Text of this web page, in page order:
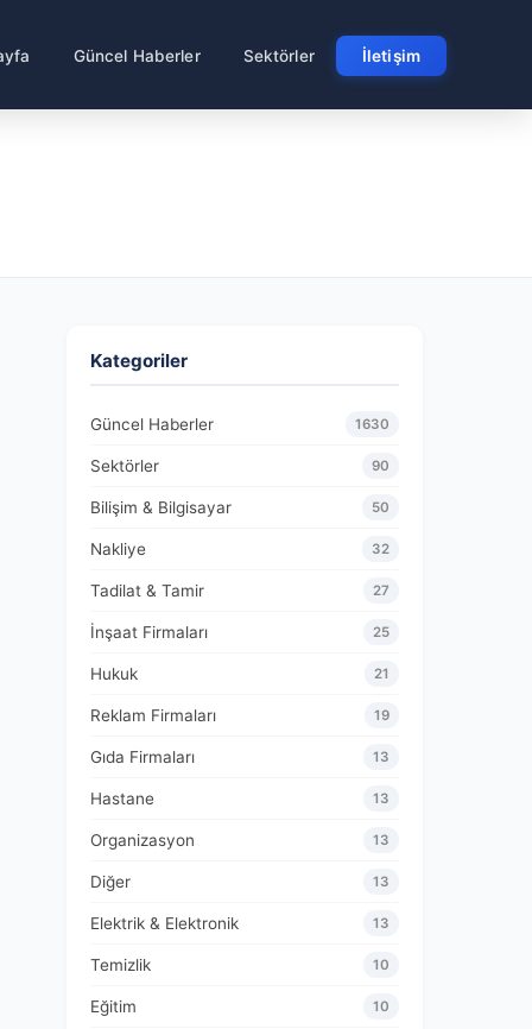
Güncel Haberler Sektörler İletişim
Kategoriler
Güncel Haberler 1630
Sektörler 90
Bilişim & Bilgisayar 50
Nakliye 32
Tadilat & Tamir 27
İnşaat Firmaları 25
Hukuk 21
Reklam Firmaları 19
Gıda Firmaları 13
Hastane 13
Organizasyon 13
Diğer 13
Elektrik & Elektronik 13
Temizlik 10
Eğitim 10